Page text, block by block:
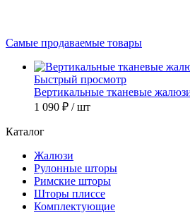
Самые продаваемые товары
Быстрый просмотр
Вертикальные тканевые
1 090 ₽ / шт
Каталог
Жалюзи
Рулонные шторы
Римские шторы
Шторы плиссе
Комплектующие